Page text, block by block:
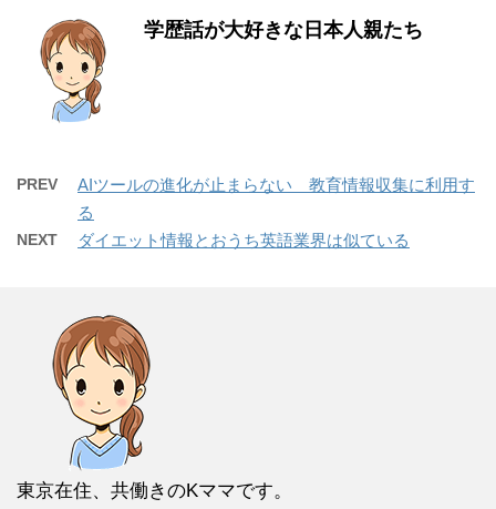
学歴話が大好きな日本人親たち
PREV
AIツールの進化が止まらない 教育情報収集に利用す
る
NEXT ダイエット情報とおうち英語業界は似ている
東京在住、共働きのKママです。